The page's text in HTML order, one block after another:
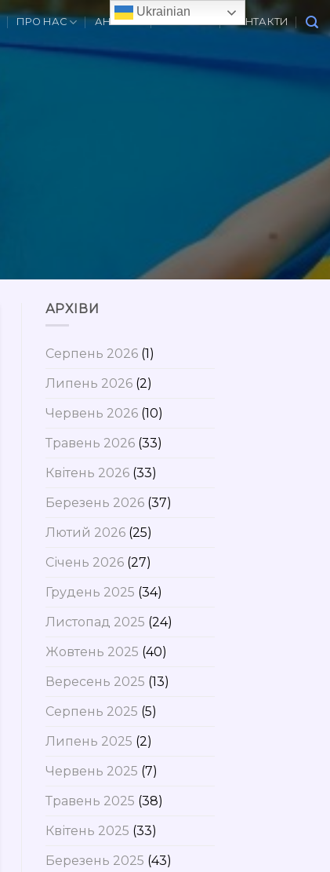
ПРО НАС АНОНСИ ВАКАНСІЇ КОНТАКТИ
АРХІВИ
Серпень 2026(1)
Липень 2026(2)
Червень 2026(10)
Травень 2026(33)
Квітень 2026(33)
Березень 2026(37)
Лютий 2026(25)
Січень 2026(27)
Грудень 2025 (34)
Листопад 2025 (24)
Жовтень 2025 (40)
Вересень 2025 (13)
Серпень 2025 (5)
Липень 2025 (2)
Червень 2025 (7)
Травень 2025 (38)
Квітень 2025 (33)
Березень 2025 (43)
Ukrainian